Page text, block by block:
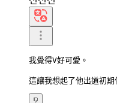
我覺得V好可愛。
這讓我想起了他出道初期